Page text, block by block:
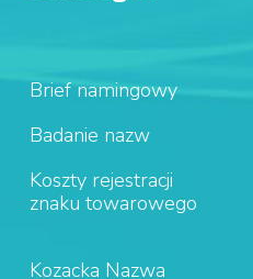
Brief namingowy
Badanie nazw
Koszty rejestracji
znaku towarowego
Kozacka Nazwa